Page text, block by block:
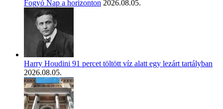
Fogyó Nap a horizonton 2026.08.05.
Harry Houdini 91 percet töltött víz alatt egy lezárt tartályban
2026.08.05.